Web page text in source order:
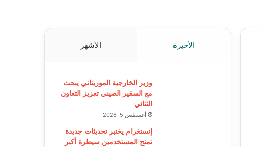
الأخيرة الأشهر
وزير الخارجية الموريتاني يبحث
مع السفير الصيني تعزيز التعاون
الثنائي
أغسطس 5, 2026
إنستغرام يختبر تحديثات جديدة
تمنح المستخدمين سيطرة أكبر